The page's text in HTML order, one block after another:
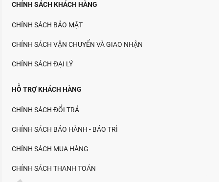
CHÍNH SÁCH KHÁCH HÀNG
CHÍNH SÁCH BẢO MẬT
CHÍNH SÁCH VẬN CHUYỂN VÀ GIAO NHẬN
CHÍNH SÁCH ĐẠI LÝ
HỖ TRỢ KHÁCH HÀNG
CHÍNH SÁCH ĐỔI TRẢ
CHÍNH SÁCH BẢO HÀNH - BẢO TRÌ
CHÍNH SÁCH MUA HÀNG
CHÍNH SÁCH THANH TOÁN